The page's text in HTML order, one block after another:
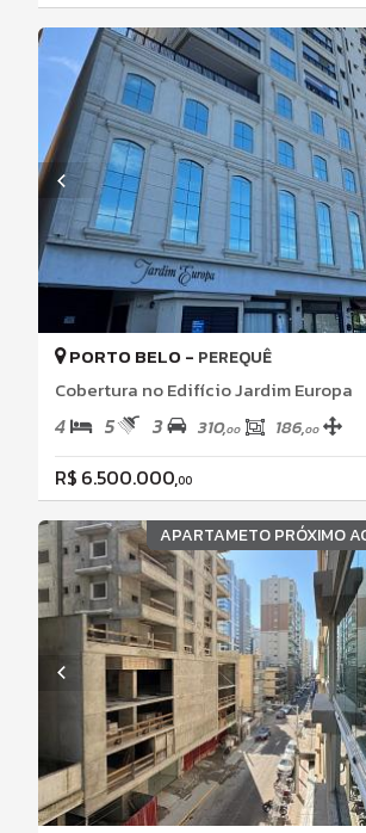
PORTO BELO - PEREQUÊ
Cobertura no Edifício Jardim Europa
4 5 3 310,00 186,00
R$ 6.500.000,00
APARTAMETO PRÓXIMO